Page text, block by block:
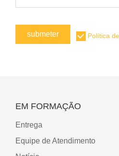
submeter Política
EM FORMAÇÃO
Entrega
Equipe de Atendimento